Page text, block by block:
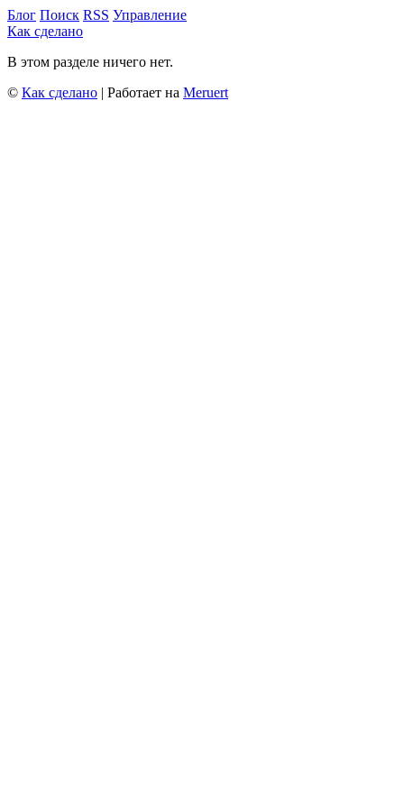
Блог Поиск RSS Управление
Как сделано
В этом разделе ничего нет.
© Как сделано | Работает на Meruert